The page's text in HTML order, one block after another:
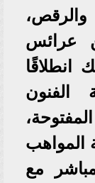
والرقص،
عرائس
انطلاقًا
الفنون
المواهب
مع